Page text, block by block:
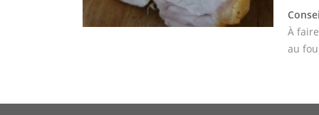
À
au